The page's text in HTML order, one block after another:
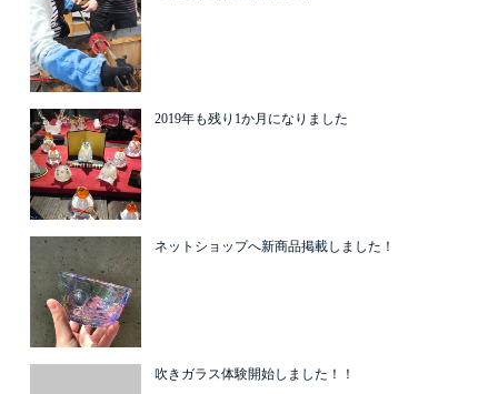
2019年も残り1か月になりました
ネットショップへ新商品掲載しました！
吹きガラス体験開始しました！！